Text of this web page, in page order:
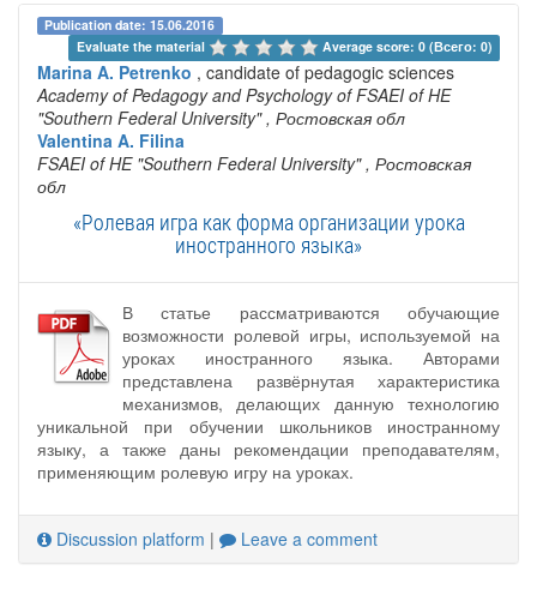
Publication date: 15.06.2016
Evaluate the material
Average score: 0 (Всего: 0)
Marina A. Petrenko , candidate of pedagogic sciences
Academy of Pedagogy and Psychology of FSAEI of HE
"Southern Federal University" , Ростовская обл
Valentina A. Filina
FSAEI of HE "Southern Federal University" , Ростовская
обл
«Ролевая игра как форма организации урока
иностранного языка»
В статье рассматриваются обучающие
возможности ролевой игры, используемой на
уроках иностранного языка. Авторами
представлена развёрнутая характеристика
механизмов, делающих данную технологию
уникальной при обучении школьников иностранному
языку, а также даны рекомендации преподавателям,
применяющим ролевую игру на уроках.
Discussion platform | Leave a comment